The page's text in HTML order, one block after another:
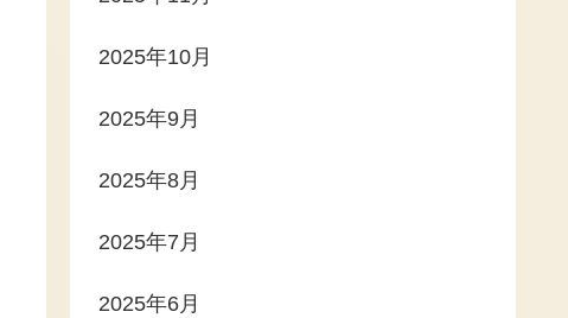
2025年10月
2025年9月
2025年8月
2025年7月
2025年6月